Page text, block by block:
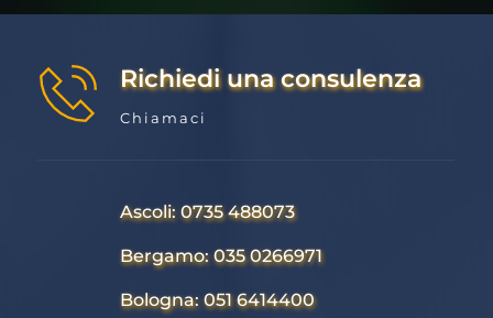
Richiedi una consulenza
Chiamaci
Ascoli: 0735 488073
Bergamo: 035 0266971
Bologna: 051 6414400